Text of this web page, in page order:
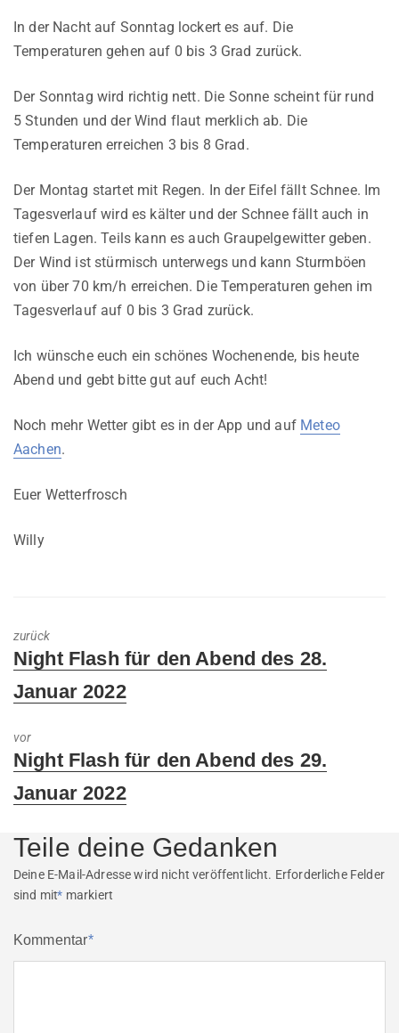
In der Nacht auf Sonntag lockert es auf. Die
Temperaturen gehen auf 0 bis 3 Grad zurück.
Der Sonntag wird richtig nett. Die Sonne scheint für rund
5 Stunden und der Wind flaut merklich ab. Die
Temperaturen erreichen 3 bis 8 Grad.
Der Montag startet mit Regen. In der Eifel fällt Schnee. Im
Tagesverlauf wird es kälter und der Schnee fällt auch in
tiefen Lagen. Teils kann es auch Graupelgewitter geben.
Der Wind ist stürmisch unterwegs und kann Sturmböen
von über 70 km/h erreichen. Die Temperaturen gehen im
Tagesverlauf auf 0 bis 3 Grad zurück.
Ich wünsche euch ein schönes Wochenende, bis heute
Abend und gebt bitte gut auf euch Acht!
Noch mehr Wetter gibt es in der App und auf Meteo
Aachen.
Euer Wetterfrosch
Willy
zurück
Previous
Night Flash für den Abend des 28.
Januar 2022
vor
Next
Night Flash für den Abend des 29.
Januar 2022
Teile deine Gedanken
Deine E-Mail-Adresse wird nicht veröffentlicht. Erforderliche Felder
sind mit* markiert
Kommentar*